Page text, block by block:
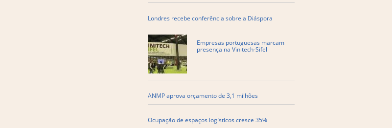
Londres recebe conferência sobre a Diáspora
Empresas portuguesas marcam
presença na Vinitech-Sifel
ANMP aprova orçamento de 3,1 milhões
Ocupação de espaços logísticos cresce 35%